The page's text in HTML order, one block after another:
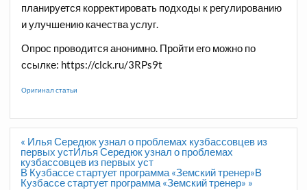
планируется корректировать подходы к регулированию
и улучшению качества услуг.
Опрос проводится анонимно. Пройти его можно по
ссылке: https://clck.ru/3RPs9t
Оригинал статьи
Навигация
по
записям
« Илья Середюк узнал о проблемах кузбассовцев из
первых устИлья Середюк узнал о проблемах
кузбассовцев из первых уст
В Кузбассе стартует программа «Земский тренер»В
Кузбассе стартует программа «Земский тренер» »